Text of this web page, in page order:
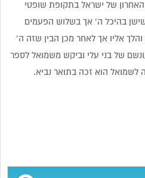
של ישראל בתקופת שופטי
בהיכל ה’ אך בשלוש הפעמים
אליו אך לאחר מכן הבין שזה ה’
של בני עלי וביקש משמואל לספר
הוא זכה בתואר נביא.